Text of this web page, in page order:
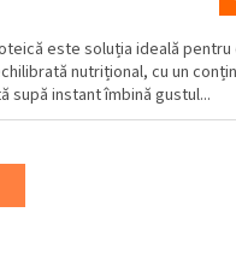
este soluția ideală pentru
nutrițional, cu un
supă instant îmbină gustul...